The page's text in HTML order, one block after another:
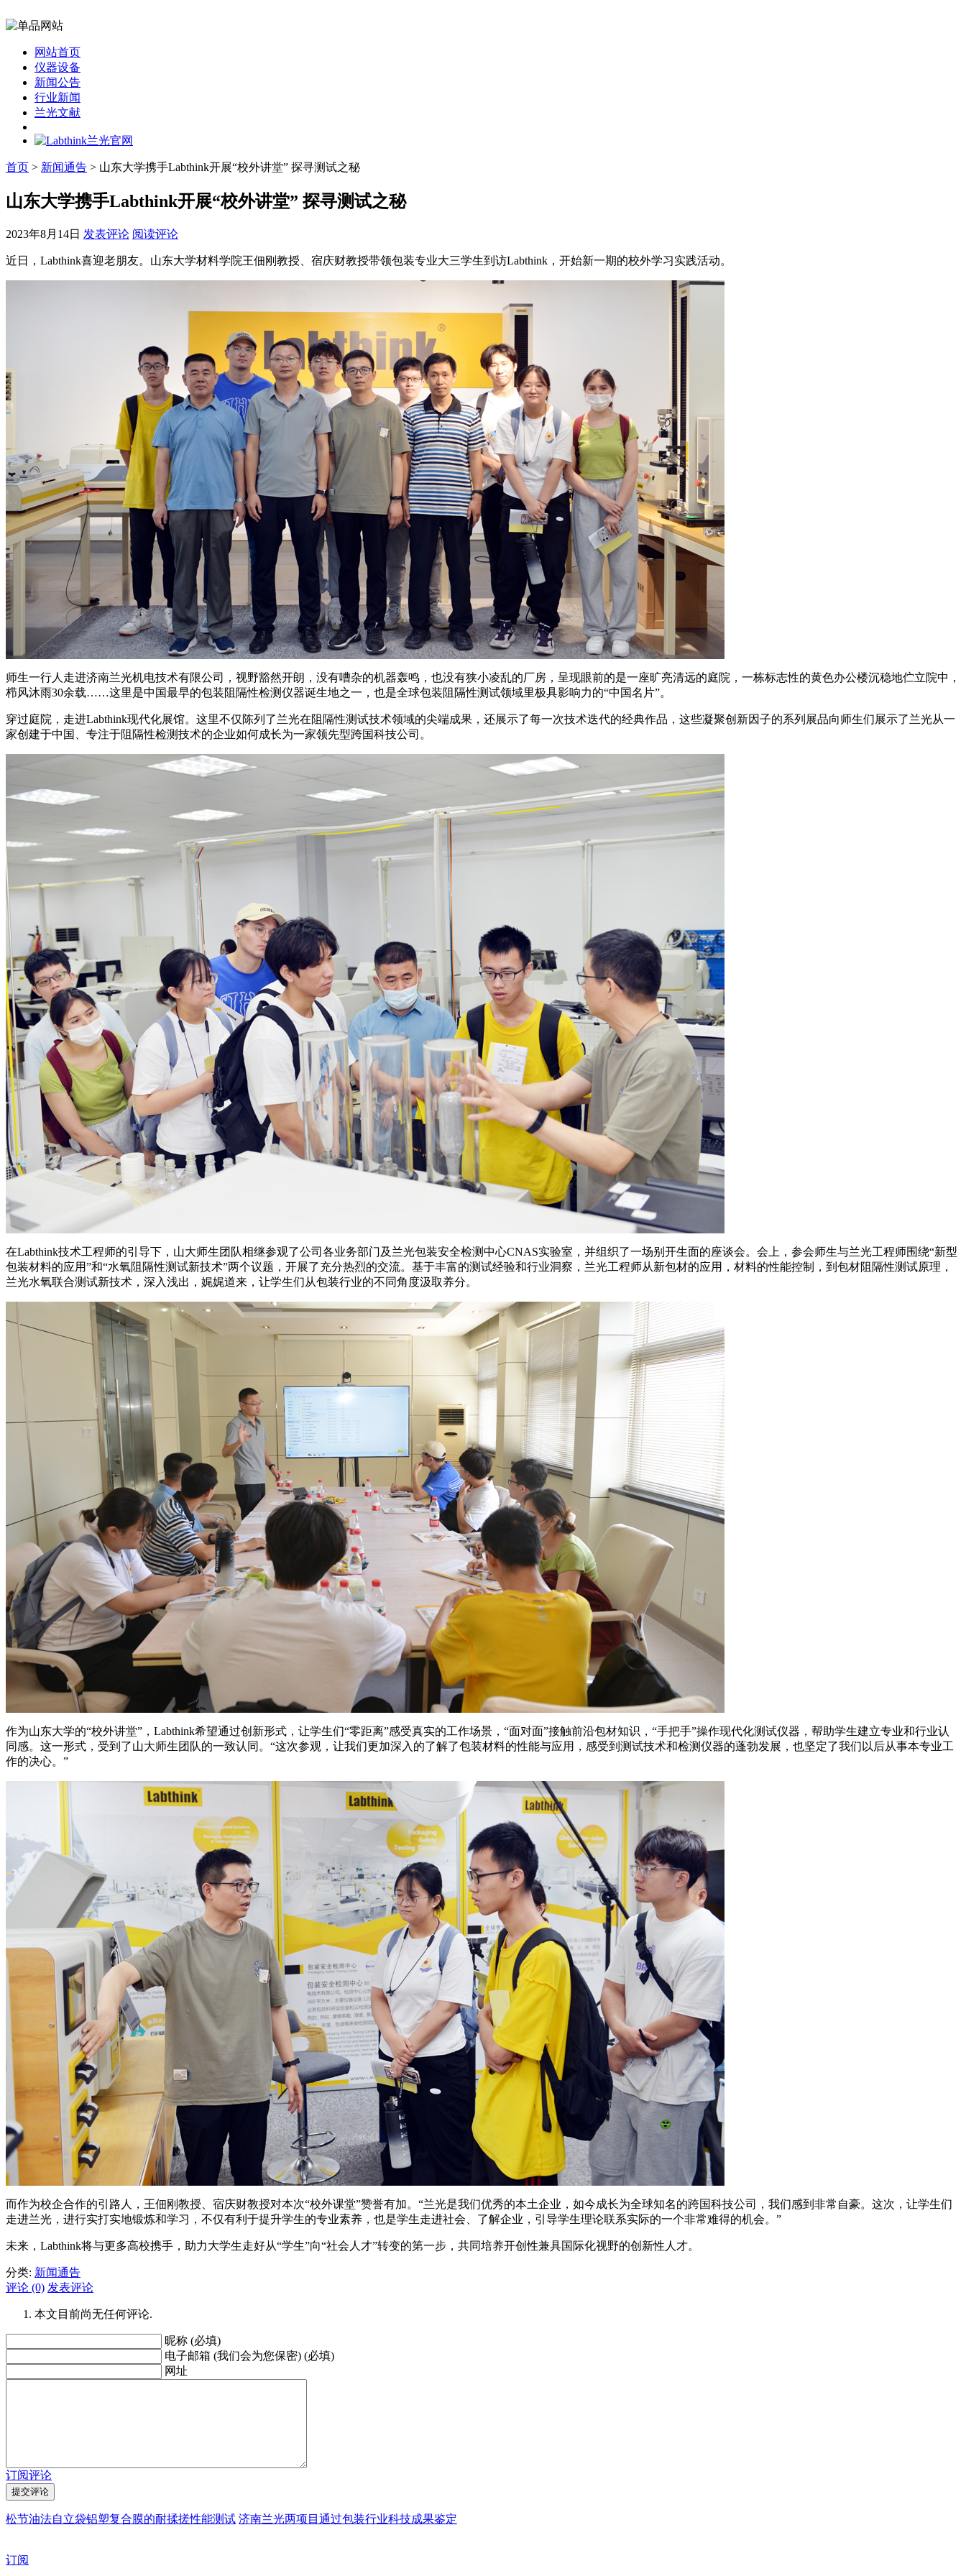
网站首页
仪器设备
新闻公告
行业新闻
兰光文献
首页 > 新闻通告 > 山东大学携手Labthink开展“校外讲堂” 探寻测试之秘
山东大学携手Labthink开展“校外讲堂” 探寻测试之秘
2023年8月14日 发表评论 阅读评论
近日，Labthink喜迎老朋友。山东大学材料学院王佃刚教授、宿庆财教授带领包装专业大三学生到访Labthink，开始新一期的校外学习实践活动。
师生一行人走进济南兰光机电技术有限公司，视野豁然开朗，没有嘈杂的机器轰鸣，也没有狭小凌乱的厂房，呈现眼前的是一座旷亮清远的庭院，一栋标志性的黄色办公楼沉稳地伫立院中，
栉风沐雨30余载……这里是中国最早的包装阻隔性检测仪器诞生地之一，也是全球包装阻隔性测试领域里极具影响力的“中国名片”。
穿过庭院，走进Labthink现代化展馆。这里不仅陈列了兰光在阻隔性测试技术领域的尖端成果，还展示了每一次技术迭代的经典作品，这些凝聚创新因子的系列展品向师生们展示了兰光从一
家创建于中国、专注于阻隔性检测技术的企业如何成长为一家领先型跨国科技公司。
在Labthink技术工程师的引导下，山大师生团队相继参观了公司各业务部门及兰光包装安全检测中心CNAS实验室，并组织了一场别开生面的座谈会。会上，参会师生与兰光工程师围绕“新型
包装材料的应用”和“水氧阻隔性测试新技术”两个议题，开展了充分热烈的交流。基于丰富的测试经验和行业洞察，兰光工程师从新包材的应用，材料的性能控制，到包材阻隔性测试原理，
兰光水氧联合测试新技术，深入浅出，娓娓道来，让学生们从包装行业的不同角度汲取养分。
作为山东大学的“校外讲堂”，Labthink希望通过创新形式，让学生们“零距离”感受真实的工作场景，“面对面”接触前沿包材知识，“手把手”操作现代化测试仪器，帮助学生建立专业和行业认
同感。这一形式，受到了山大师生团队的一致认同。“这次参观，让我们更加深入的了解了包装材料的性能与应用，感受到测试技术和检测仪器的蓬勃发展，也坚定了我们以后从事本专业工
作的决心。”
而作为校企合作的引路人，王佃刚教授、宿庆财教授对本次“校外课堂”赞誉有加。“兰光是我们优秀的本土企业，如今成长为全球知名的跨国科技公司，我们感到非常自豪。这次，让学生们
走进兰光，进行实打实地锻炼和学习，不仅有利于提升学生的专业素养，也是学生走进社会、了解企业，引导学生理论联系实际的一个非常难得的机会。”
未来，Labthink将与更多高校携手，助力大学生走好从“学生”向“社会人才”转变的第一步，共同培养开创性兼具国际化视野的创新性人才。
分类: 新闻通告
评论 (0) 发表评论
本文目前尚无任何评论.
昵称 (必填)
电子邮箱 (我们会为您保密) (必填)
网址
订阅评论
松节油法自立袋铝塑复合膜的耐揉搓性能测试 济南兰光两项目通过包装行业科技成果鉴定
订阅